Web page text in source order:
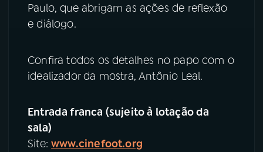
Paulo, que abrigam as ações de reflexão
e diálogo.
Confira todos os detalhes no papo com o
idealizador da mostra, Antônio Leal.
Entrada franca (sujeito à lotação da
sala)
Site:www.cinefoot.org